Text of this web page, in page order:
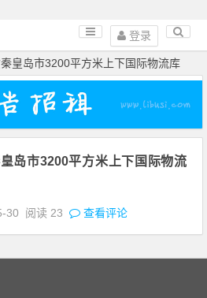
登录
皇岛市3200平方米上下国际物流库
岛市3200平方米上下国际物流
30 阅读 23 查看评论